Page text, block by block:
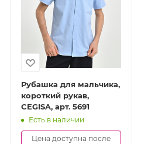
Рубашка для мальчика,
короткий рукав,
CEGISA, арт. 5691
Есть в наличии
Цена доступна после